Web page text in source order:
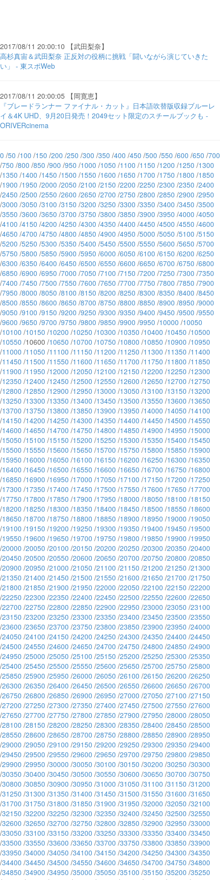
2017/08/11 20:00:10 【武田梨奈】
高杉真宙＆武田梨奈 正反対の役柄に挑戦「闘いながら演じていきた
い」 - 東スポWeb
2017/08/11 20:00:05 【岡寛恵】
『ブレードランナー ファイナル・カット』日本語吹替版収録ブルーレ
イ＆4K UHD、9月20日発売！2049セット限定のスチールブックも -
ORIVERcinema
0 /50 /100 /150 /200 /250 /300 /350 /400 /450 /500 /550 /600 /650 /700
/750 /800 /850 /900 /950 /1000 /1050 /1100 /1150 /1200 /1250 /1300
/1350 /1400 /1450 /1500 /1550 /1600 /1650 /1700 /1750 /1800 /1850
/1900 /1950 /2000 /2050 /2100 /2150 /2200 /2250 /2300 /2350 /2400
/2450 /2500 /2550 /2600 /2650 /2700 /2750 /2800 /2850 /2900 /2950
/3000 /3050 /3100 /3150 /3200 /3250 /3300 /3350 /3400 /3450 /3500
/3550 /3600 /3650 /3700 /3750 /3800 /3850 /3900 /3950 /4000 /4050
/4100 /4150 /4200 /4250 /4300 /4350 /4400 /4450 /4500 /4550 /4600
/4650 /4700 /4750 /4800 /4850 /4900 /4950 /5000 /5050 /5100 /5150
/5200 /5250 /5300 /5350 /5400 /5450 /5500 /5550 /5600 /5650 /5700
/5750 /5800 /5850 /5900 /5950 /6000 /6050 /6100 /6150 /6200 /6250
/6300 /6350 /6400 /6450 /6500 /6550 /6600 /6650 /6700 /6750 /6800
/6850 /6900 /6950 /7000 /7050 /7100 /7150 /7200 /7250 /7300 /7350
/7400 /7450 /7500 /7550 /7600 /7650 /7700 /7750 /7800 /7850 /7900
/7950 /8000 /8050 /8100 /8150 /8200 /8250 /8300 /8350 /8400 /8450
/8500 /8550 /8600 /8650 /8700 /8750 /8800 /8850 /8900 /8950 /9000
/9050 /9100 /9150 /9200 /9250 /9300 /9350 /9400 /9450 /9500 /9550
/9600 /9650 /9700 /9750 /9800 /9850 /9900 /9950 /10000 /10050
/10100 /10150 /10200 /10250 /10300 /10350 /10400 /10450 /10500
/10550 /10600 /10650 /10700 /10750 /10800 /10850 /10900 /10950
/11000 /11050 /11100 /11150 /11200 /11250 /11300 /11350 /11400
/11450 /11500 /11550 /11600 /11650 /11700 /11750 /11800 /11850
/11900 /11950 /12000 /12050 /12100 /12150 /12200 /12250 /12300
/12350 /12400 /12450 /12500 /12550 /12600 /12650 /12700 /12750
/12800 /12850 /12900 /12950 /13000 /13050 /13100 /13150 /13200
/13250 /13300 /13350 /13400 /13450 /13500 /13550 /13600 /13650
/13700 /13750 /13800 /13850 /13900 /13950 /14000 /14050 /14100
/14150 /14200 /14250 /14300 /14350 /14400 /14450 /14500 /14550
/14600 /14650 /14700 /14750 /14800 /14850 /14900 /14950 /15000
/15050 /15100 /15150 /15200 /15250 /15300 /15350 /15400 /15450
/15500 /15550 /15600 /15650 /15700 /15750 /15800 /15850 /15900
/15950 /16000 /16050 /16100 /16150 /16200 /16250 /16300 /16350
/16400 /16450 /16500 /16550 /16600 /16650 /16700 /16750 /16800
/16850 /16900 /16950 /17000 /17050 /17100 /17150 /17200 /17250
/17300 /17350 /17400 /17450 /17500 /17550 /17600 /17650 /17700
/17750 /17800 /17850 /17900 /17950 /18000 /18050 /18100 /18150
/18200 /18250 /18300 /18350 /18400 /18450 /18500 /18550 /18600
/18650 /18700 /18750 /18800 /18850 /18900 /18950 /19000 /19050
/19100 /19150 /19200 /19250 /19300 /19350 /19400 /19450 /19500
/19550 /19600 /19650 /19700 /19750 /19800 /19850 /19900 /19950
/20000 /20050 /20100 /20150 /20200 /20250 /20300 /20350 /20400
/20450 /20500 /20550 /20600 /20650 /20700 /20750 /20800 /20850
/20900 /20950 /21000 /21050 /21100 /21150 /21200 /21250 /21300
/21350 /21400 /21450 /21500 /21550 /21600 /21650 /21700 /21750
/21800 /21850 /21900 /21950 /22000 /22050 /22100 /22150 /22200
/22250 /22300 /22350 /22400 /22450 /22500 /22550 /22600 /22650
/22700 /22750 /22800 /22850 /22900 /22950 /23000 /23050 /23100
/23150 /23200 /23250 /23300 /23350 /23400 /23450 /23500 /23550
/23600 /23650 /23700 /23750 /23800 /23850 /23900 /23950 /24000
/24050 /24100 /24150 /24200 /24250 /24300 /24350 /24400 /24450
/24500 /24550 /24600 /24650 /24700 /24750 /24800 /24850 /24900
/24950 /25000 /25050 /25100 /25150 /25200 /25250 /25300 /25350
/25400 /25450 /25500 /25550 /25600 /25650 /25700 /25750 /25800
/25850 /25900 /25950 /26000 /26050 /26100 /26150 /26200 /26250
/26300 /26350 /26400 /26450 /26500 /26550 /26600 /26650 /26700
/26750 /26800 /26850 /26900 /26950 /27000 /27050 /27100 /27150
/27200 /27250 /27300 /27350 /27400 /27450 /27500 /27550 /27600
/27650 /27700 /27750 /27800 /27850 /27900 /27950 /28000 /28050
/28100 /28150 /28200 /28250 /28300 /28350 /28400 /28450 /28500
/28550 /28600 /28650 /28700 /28750 /28800 /28850 /28900 /28950
/29000 /29050 /29100 /29150 /29200 /29250 /29300 /29350 /29400
/29450 /29500 /29550 /29600 /29650 /29700 /29750 /29800 /29850
/29900 /29950 /30000 /30050 /30100 /30150 /30200 /30250 /30300
/30350 /30400 /30450 /30500 /30550 /30600 /30650 /30700 /30750
/30800 /30850 /30900 /30950 /31000 /31050 /31100 /31150 /31200
/31250 /31300 /31350 /31400 /31450 /31500 /31550 /31600 /31650
/31700 /31750 /31800 /31850 /31900 /31950 /32000 /32050 /32100
/32150 /32200 /32250 /32300 /32350 /32400 /32450 /32500 /32550
/32600 /32650 /32700 /32750 /32800 /32850 /32900 /32950 /33000
/33050 /33100 /33150 /33200 /33250 /33300 /33350 /33400 /33450
/33500 /33550 /33600 /33650 /33700 /33750 /33800 /33850 /33900
/33950 /34000 /34050 /34100 /34150 /34200 /34250 /34300 /34350
/34400 /34450 /34500 /34550 /34600 /34650 /34700 /34750 /34800
/34850 /34900 /34950 /35000 /35050 /35100 /35150 /35200 /35250